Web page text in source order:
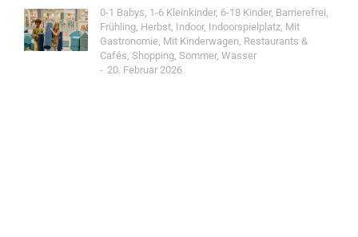
0-1 Babys, 1-6 Kleinkinder, 6-18 Kinder, Barrierefrei,
Frühling, Herbst, Indoor, Indoorspielplatz, Mit
Gastronomie, Mit Kinderwagen, Restaurants &
Cafés, Shopping, Sommer, Wasser
20. Februar 2026